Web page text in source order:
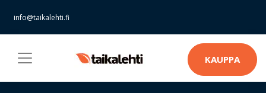
info@taikalehti.fi
KAUPPA